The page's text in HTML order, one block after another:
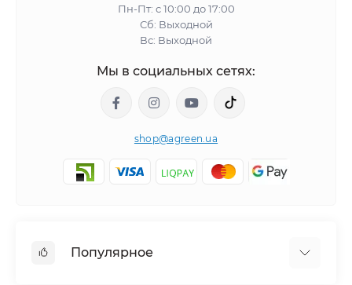
Пн-Пт: с 10:00 до 17:00
Сб: Выходной
Вс: Выходной
Мы в социальных сетях:
shop@agreen.ua
Популярное